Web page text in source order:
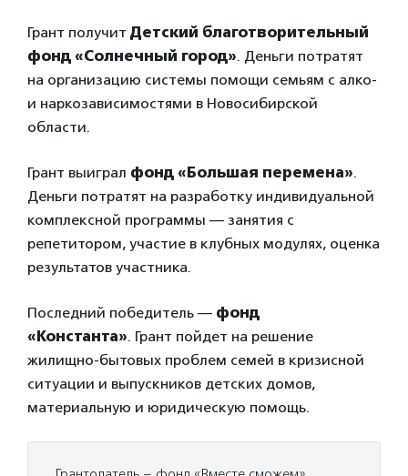
Грант получит Детский благотворительный
фонд «Солнечный город». Деньги потратят
на организацию системы помощи семьям с алко-
и наркозависимостями в Новосибирской
области.
Грант выиграл фонд «Большая перемена».
Деньги потратят на разработку индивидуальной
комплексной программы — занятия с
репетитором, участие в клубных модулях, оценка
результатов участника.
Последний победитель — фонд
«Константа». Грант пойдет на решение
жилищно-бытовых проблем семей в кризисной
ситуации и выпускников детских домов,
материальную и юридическую помощь.